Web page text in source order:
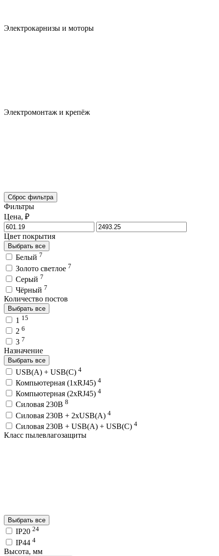
Электрокарнизы и моторы
Электромонтаж и крепёж
Сброс фильтра
Фильтры
Цена, ₽
Цвет покрытия
Выбрать все
Белый 7
Золото светлое 7
Серый 7
Чёрный 7
Количество постов
Выбрать все
1 15
2 6
3 7
Назначение
Выбрать все
USB(A) + USB(C) 4
Компьютерная (1хRJ45) 4
Компьютерная (2хRJ45) 4
Силовая 230В 8
Силовая 230В + 2хUSB(A) 4
Силовая 230В + USB(A) + USВ(С) 4
Класс пылевлагозащиты
Выбрать все
IP20 24
IP44 4
Высота, мм